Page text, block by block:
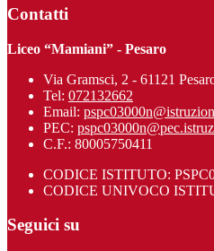
Contatti
Liceo “Mamiani” - Pesaro
Via Gramsci, 2 - 61121
Tel: 072132662
Email:
PEC:
C.F.: 80005750411
CODICE ISTITUTO:
CODICE UNIVOCO
Seguici su